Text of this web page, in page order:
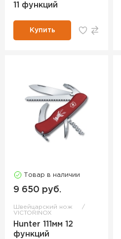
11 функций
Купить
Товар в наличии
9 650 руб.
Швейцарский нож
VICTORINOX
Hunter 111мм 12
функций